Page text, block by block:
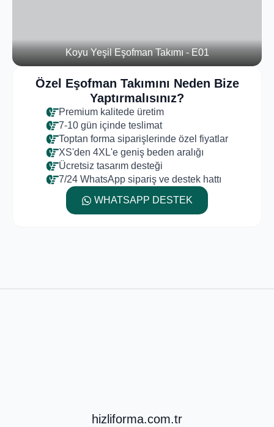
Koyu Yeşil Eşofman Takımı - E01
Özel Eşofman Takımını Neden Bize
Yaptırmalısınız?
Premium kalitede üretim
7-10 gün içinde teslimat
Toptan forma siparişlerinde özel fiyatlar
XS'den 4XL'e geniş beden aralığı
Ücretsiz tasarım desteği
7/24 WhatsApp sipariş ve destek hattı
WHATSAPP DESTEK
hizliforma.com.tr